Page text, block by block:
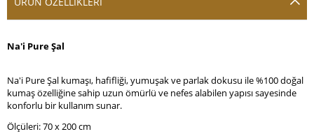
Na'i Pure Şal
Na'i Pure Şal kumaşı, hafifliği, yumuşak ve parlak dokusu ile %100 doğal
kumaş özelliğine sahip uzun ömürlü ve nefes alabilen yapısı sayesinde
konforlu bir kullanım sunar.
Ölçüleri: 70 x 200 cm